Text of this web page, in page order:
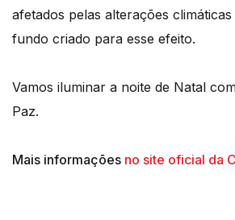
afetados pelas alterações
fundo criado para esse efeito.
Vamos iluminar a noite de Natal
Paz.
Mais informações no site oficial da